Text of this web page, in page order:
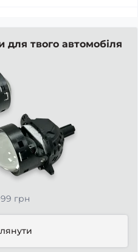
для твого автомобіля
грн